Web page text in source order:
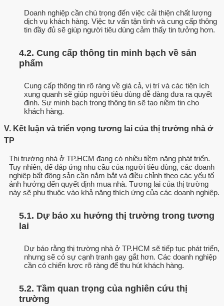
Doanh nghiệp cần chú trọng đến việc cải thiện chất lượng
dịch vụ khách hàng. Việc tư vấn tận tình và cung cấp thông
tin đầy đủ sẽ giúp người tiêu dùng cảm thấy tin tưởng hơn.
4.2. Cung cấp thông tin minh bạch về sản
phẩm
Cung cấp thông tin rõ ràng về giá cả, vị trí và các tiện ích
xung quanh sẽ giúp người tiêu dùng dễ dàng đưa ra quyết
định. Sự minh bạch trong thông tin sẽ tạo niềm tin cho
khách hàng.
V. Kết luận và triển vọng tương lai của thị trường nhà ở
TP
Thị trường nhà ở TP.HCM đang có nhiều tiềm năng phát triển.
Tuy nhiên, để đáp ứng nhu cầu của người tiêu dùng, các doanh
nghiệp bất động sản cần nắm bắt và điều chỉnh theo các yếu tố
ảnh hưởng đến quyết định mua nhà. Tương lai của thị trường
này sẽ phụ thuộc vào khả năng thích ứng của các doanh nghiệp.
5.1. Dự báo xu hướng thị trường trong tương
lai
Dự báo rằng thị trường nhà ở TP.HCM sẽ tiếp tục phát triển,
nhưng sẽ có sự cạnh tranh gay gắt hơn. Các doanh nghiệp
cần có chiến lược rõ ràng để thu hút khách hàng.
5.2. Tầm quan trọng của nghiên cứu thị
trường